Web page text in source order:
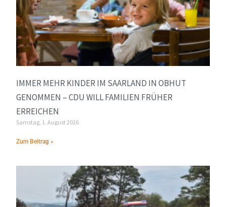
IMMER MEHR KINDER IM SAARLAND IN OBHUT
GENOMMEN – CDU WILL FAMILIEN FRÜHER
ERREICHEN
Samstag, 1. August 2026
Zum Beitrag »